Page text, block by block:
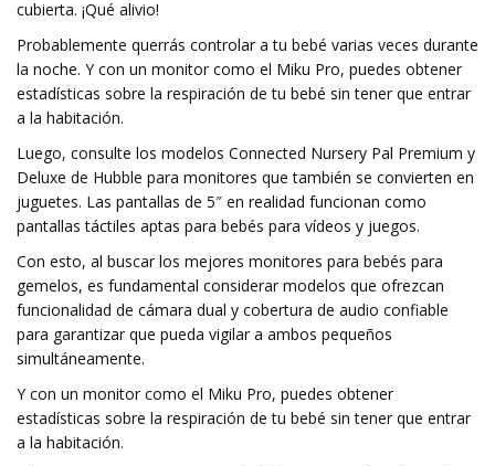
cubierta. ¡Qué alivio!
Probablemente querrás controlar a tu bebé varias veces durante
la noche. Y con un monitor como el Miku Pro, puedes obtener
estadísticas sobre la respiración de tu bebé sin tener que entrar
a la habitación.
Luego, consulte los modelos Connected Nursery Pal Premium y
Deluxe de Hubble para monitores que también se convierten en
juguetes. Las pantallas de 5″ en realidad funcionan como
pantallas táctiles aptas para bebés para vídeos y juegos.
Con esto, al buscar los mejores monitores para bebés para
gemelos, es fundamental considerar modelos que ofrezcan
funcionalidad de cámara dual y cobertura de audio confiable
para garantizar que pueda vigilar a ambos pequeños
simultáneamente.
Y con un monitor como el Miku Pro, puedes obtener
estadísticas sobre la respiración de tu bebé sin tener que entrar
a la habitación.